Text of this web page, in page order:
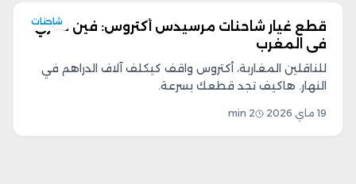
شاحنات
قطع غيار شاحنات مرسيدس أكتروس: فين تشري
في المغرب
للناقلين المغاربة، أكتروس واقف كيكلف آلاف الدراهم في
النهار. هاكيف تجد قطعك بسرعة.
19 ماي 2026 ·
2